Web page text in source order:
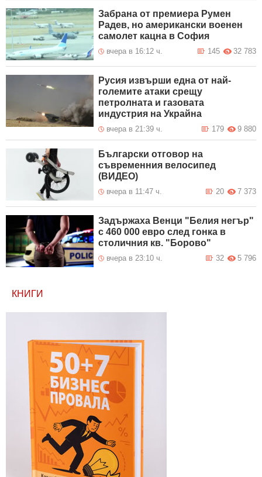
Забрана от премиера Румен
Радев, но американски военен
самолет кацна в София
вчера в 16:12 ч. 32 783
145
Русия извърши една от най-
големите атаки срещу
петролната и газовата
индустрия на Украйна
вчера в 21:39 ч. 9 880
179
Български отговор на
съвременния велосипед
(ВИДЕО)
вчера в 11:47 ч. 7 373
20
Задържаха Венци "Белия негър"
с 460 000 евро след гонка в
столичния кв. "Борово"
вчера в 23:10 ч. 5 796
32
КНИГИ